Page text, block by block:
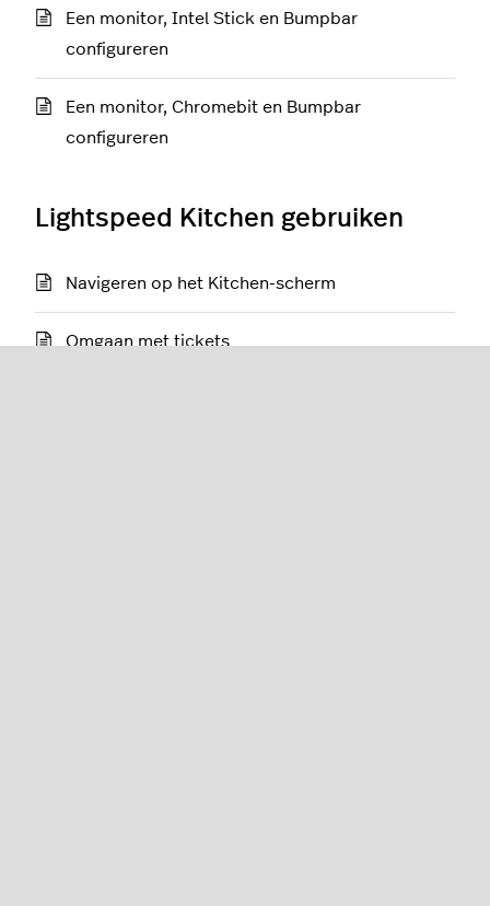
Een monitor, Intel Stick en Bumpbar
configureren
Een monitor, Chromebit en Bumpbar
configureren
Lightspeed Kitchen gebruiken
Navigeren op het Kitchen-scherm
Omgaan met tickets